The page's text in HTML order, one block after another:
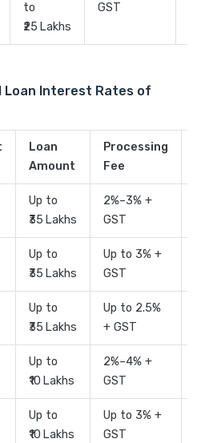
to
₹25 Lakhs
GST
Loan Interest Rates of
Loan
Amount
Processing
Fee
Up to
₹35 Lakhs
2%–3% +
GST
Up to
₹35 Lakhs
Up to 3% +
GST
Up to
₹35 Lakhs
Up to 2.5%
+ GST
Up to
₹10 Lakhs
2%–4% +
GST
Up to
₹10 Lakhs
Up to 3% +
GST